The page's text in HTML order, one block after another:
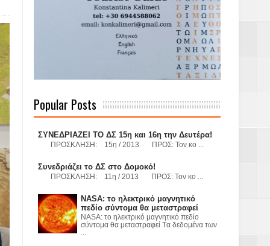
με σκοπό
και
Popular Posts
ΣΥΝΕΔΡΙΑΖΕΙ ΤΟ ΔΣ 15η και 16η την Δευτέρα!
ΠΡΟΣΚΛΗΣΗ: 15η / 2013 ΠΡΟΣ: Τον κο ...
Συνεδριάζει το ΔΣ στο Δομοκό!
ΠΡΟΣΚΛΗΣΗ: 11η / 2013 ΠΡΟΣ: Τον κο ...
NASA: το ηλεκτρικό μαγνητικό
πεδίο σύντομα θα μεταστραφεί
NASA: το ηλεκτρικό μαγνητικό πεδίο
σύντομα θα μεταστραφεί Tα δεδομένα των